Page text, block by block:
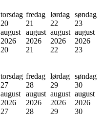
torsdag
20
august
2026
20
fredag
21
august
2026
21
lørdag
22
august
2026
22
søndag
23
august
2026
23
torsdag
27
august
2026
27
fredag
28
august
2026
28
lørdag
29
august
2026
29
søndag
30
august
2026
30